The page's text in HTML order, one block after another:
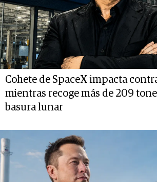
Cohete de SpaceX impacta
mientras recoge más de 209
basura lunar